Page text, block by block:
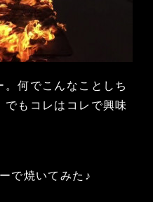
何でこんなことしち
でもコレはコレで興味
で焼いてみた♪